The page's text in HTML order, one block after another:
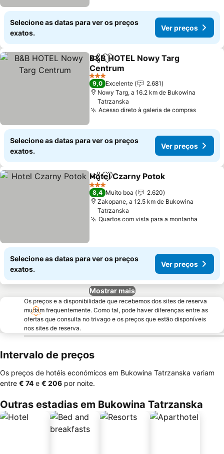
Selecione as datas para ver os preços
exatos.
Ver preços
PartilharAdicionar aos favoritos
B&B HOTEL Nowy Targ
Centrum
3 Estrelas
9,0 Excelente
2.681
Nowy Targ, a 16.2 km de Bukowina
Tatrzanska
Acesso direto à galeria de compras
Selecione as datas para ver os preços
exatos.
Ver preços
PartilharAdicionar aos favoritos
Hotel Czarny Potok
3 Estrelas
8,4 Muito boa
2.620
Zakopane, a 12.5 km de Bukowina
Tatrzanska
Quartos com vista para a montanha
Selecione as datas para ver os preços
exatos.
Ver preços
Mostrar mais
Os preços e a disponibilidade que recebemos dos sites de reserva
mudam frequentemente. Como tal, pode haver diferenças entre as
ofertas que consulta no trivago e os preços que estão disponíveis
nos sites de reserva.
Intervalo de preços
Os preços de hotéis económicos em Bukowina Tatrzanska variam
entre ‎€ 74 e ‎€ 206 por noite.
Outras estadias em Bukowina Tatrzanska